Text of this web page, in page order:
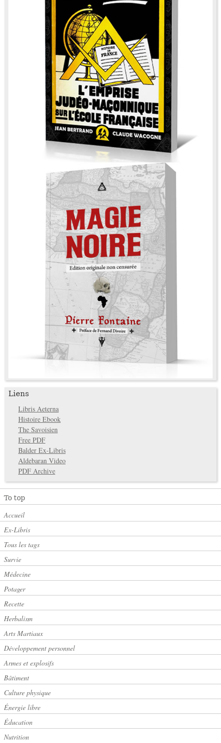
Liens
Libris Aeterna
Histoire Ebook
The Savoisien
Free PDF
Balder Ex-Libris
Aldebaran Video
PDF Archive
To top
Accueil
Ex-Libris
Tous les tags
Survie
Médecine
Potager
Recette
Herbalism
Arts Martiaux
Développement personnel
Armes et explosifs
Bâtiment
Culture physique
Énergie libre
Éducation
Nutrition